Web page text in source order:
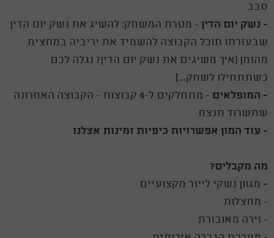
סבב
- נשק יום הדין - מטרת המשחק: להשיג את נשק יום הדין
שבעזרתו תוכל הקבוצה להשמיד את יריביה במחצית
מהזמן (איך משיגים את נשק יום הדין? נגלה לכם
כשתתחילו לשחק...)
- המופלאים
- מתחלקים ל-4 קבוצות - הקבוצה האחרונה
שתשרוד תנצח
- עוד המון אפשרויות כיפיות זמינות אצלנו
מה מקבלים?
- מגוון נשקי לייזר מקצועיים
- מחצלות
- זירה מאובזרת